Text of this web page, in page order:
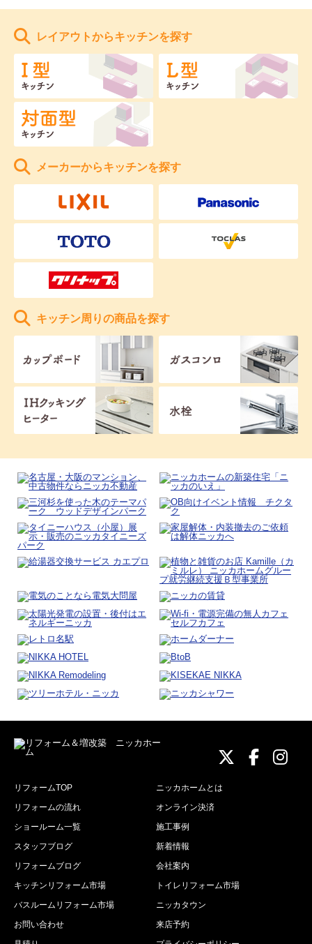
レイアウトからキッチンを探す
メーカーからキッチンを探す
キッチン周りの商品を探す
ニッカ
ニッニ
リフォームTOP
ニッカホームとは
リフォームの流れ
オンライン決済
ショールーム一覧
施工事例
スタッフブログ
新着情報
リフォームブログ
会社案内
キッチンリフォーム市場
トイレリフォーム市場
バスルームリフォーム市場
ニッカタウン
お問い合わせ
来店予約